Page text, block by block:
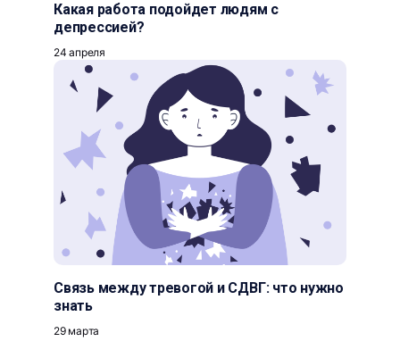
Какая работа подойдет людям с
депрессией?
24 апреля
Связь между тревогой и СДВГ: что нужно
знать
29 марта